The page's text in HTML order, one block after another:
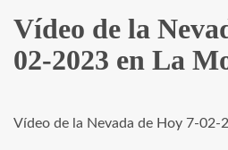
Vídeo de la
02-2023 en La
Vídeo de la Nevada de Hoy 7-02-